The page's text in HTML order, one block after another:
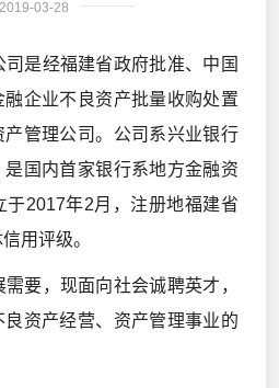
2019-03-28
是经福建省政府批准、中国
企业不良资产批量收购处置
管理公司。公司系兴业银行
国内首家银行系地方金融资
于2017年2月，注册地福建省
用评级。
要，现面向社会诚聘英才，
资产经营、资产管理事业的